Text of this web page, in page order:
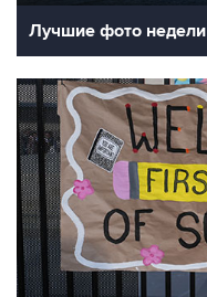
Лучшие фото недели